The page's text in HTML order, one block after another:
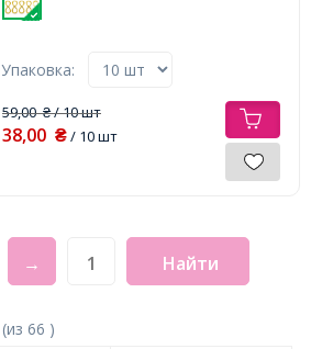
Упаковка:
59,00₴/ 10 шт
38,00 ₴/ 10 шт
→ Найти
(из 66 )